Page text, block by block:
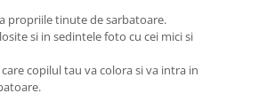
propriile tinute de sarbatoare.
si in sedintele foto cu cei mici si
copilul tau va colora si va intra in